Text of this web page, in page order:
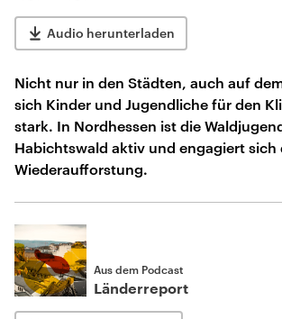
Audio herunterladen
Nicht nur in den Städten, auch auf
sich Kinder und Jugendliche für den
stark. In Nordhessen ist die
Habichtswald aktiv und engagiert
Wiederaufforstung.
Aus dem Podcast
Länderreport